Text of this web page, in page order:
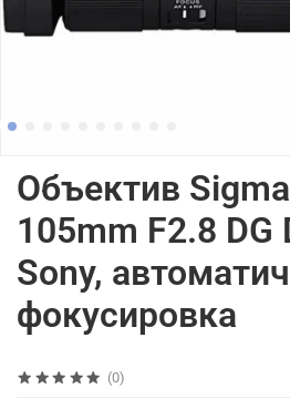
(0)
Объектив
105mm F2.8 DG
Sony,
фокусировка